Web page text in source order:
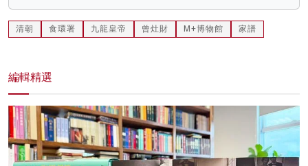
清朝 食環署 九龍皇帝 曾灶財 M+博物館 家譜
編輯精選